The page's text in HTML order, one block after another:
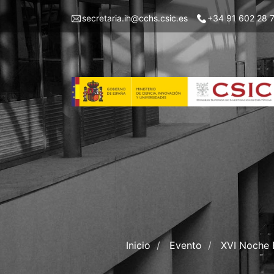
main
content
Menu
left
IH
secretaria.ih@cchs.csic.es +34 91 602 28
Inicio Evento XVI Noche